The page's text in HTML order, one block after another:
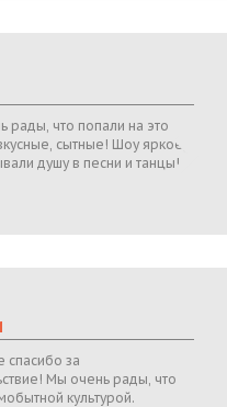
рады, что попали на это
сытные! Шоу яркое,
душу в песни и танцы!
спасибо за
Мы очень рады, что
культурой.